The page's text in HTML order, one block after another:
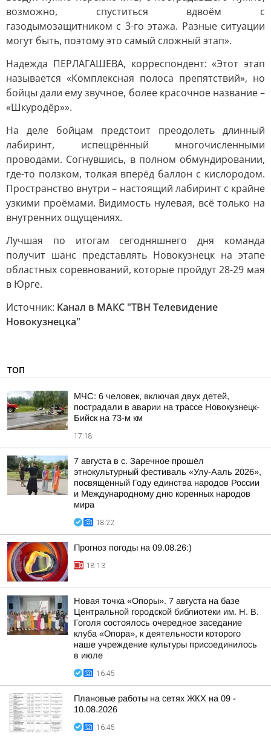
возможно, спуститься вдвоём с
газодымозащитником с 3-го этажа. Разные ситуации
могут быть, поэтому это самый сложный этап».
Надежда ПЕРЛАГАШЕВА, корреспондент: «Этот этап
называется «Комплексная полоса препятствий», но
бойцы дали ему звучное, более красочное название –
«Шкуродёр»».
На деле бойцам предстоит преодолеть длинный
лабиринт, испещрённый многочисленными
проводами. Согнувшись, в полном обмундировании,
где-то ползком, толкая вперёд баллон с кислородом.
Пространство внутри – настоящий лабиринт с крайне
узкими проёмами. Видимость нулевая, всё только на
внутренних ощущениях.
Лучшая по итогам сегодняшнего дня команда
получит шанс представлять Новокузнецк на этапе
областных соревнований, которые пройдут 28-29 мая
в Юрге.
Источник: Канал в МАКС "ТВН Телевидение
Новокузнецка"
ТОП
МЧС: 6 человек, включая двух детей,
пострадали в аварии на трассе Новокузнецк-
Бийск на 73-м км
17:18
7 августа в с. Заречное прошёл
этнокультурный фестиваль «Улу-Ааль 2026»,
посвящённый Году единства народов России
и Международному дню коренных народов
мира
18:22
Прогноз погоды на 09.08.26:)
18:13
Новая точка «Опоры». 7 августа на базе
Центральной городской библиотеки им. Н. В.
Гоголя состоялось очередное заседание
клуба «Опора», к деятельности которого
наше учреждение культуры присоединилось
в июле
16:45
Плановые работы на сетях ЖКХ на 09 -
10.08.2026
16:45